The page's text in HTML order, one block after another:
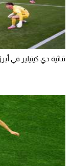
ثنائية دي كيتيلير في